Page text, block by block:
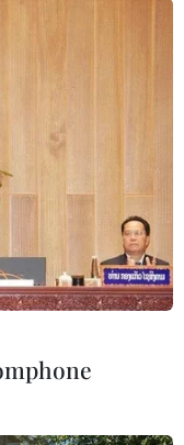
Trần Hiếu/TTXVN)